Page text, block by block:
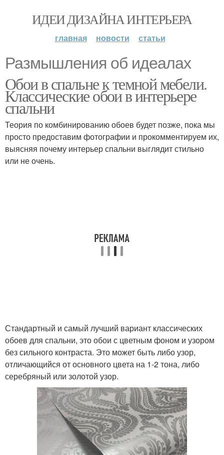
ИДЕИ ДИЗАЙНА ИНТЕРЬЕРА
главная новости статьи
Размышления об идеалах
Обои в спальне к темной мебели.
Классические обои в интерьере
спальни
Теория по комбинированию обоев будет позже, пока мы
просто предоставим фотографии и прокомментируем их,
выясняя почему интерьер спальни выглядит стильно
или не очень.
Стандартный и самый лучший вариант классических
обоев для спальни, это обои с цветным фоном и узором
без сильного контраста. Это может быть либо узор,
отличающийся от основного цвета на 1-2 тона, либо
серебряный или золотой узор.